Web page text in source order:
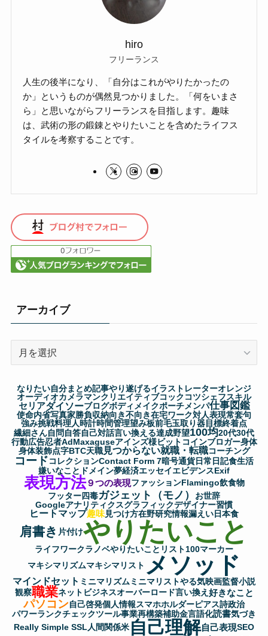
hiro
フリーランス
人生の後半になり、「自分はこれがやりたかったの
か」というものが偶然見つかりました。「何をいまさ
ら」と思いながらフリーランスを目指します。趣味
は、武術の形の鍛錬とやりたいことを含めたライフス
タイルを考察することです。
アーカイブ
イ
ブ
なりたい自分まとめ記事やり遂げるイラストレーターオレンジ
オーディオカメラマンクリエイティブコック コツシェフスキル
セリアダイソーブログボディメイクポーチメンパ仕事図鑑
使命内省写真家勝負収納向き不向き在宅ワーク対人表現常套句
強み挑戦料理人時計時間管理望み板前毛玉取り器目標終着点
繊細さん自問自答自己対話言い換える達成野望100均20代30代
行動広告忍者AdMaxaguseアインズ様ビットコインブロガー身体
身体装飾点字BTC天職見つからない就職・転職コーチング
コードコレクションContact Form 7暗号通貨日常 日記食生活
嫌いなこと ドメイン夢経済エッセイエビデンスExif
表現方法９つの表現ファッションFlamingo飲食物
フッター四毒ガジェット（モノ）
お世辞
Googleアナリティクスグラフィックデザイナー習慣
ヒートマップ趣味見つけ方在野研究情報漏えい日本食
肩書き 片付けやりたいこと
ライフワークラノベやりたいことリスト100マーカー
マキシマリズムマキシマリスト メソッド
マインドセット ミニマリズム ミニマリストやる気映画監督小説
観察職業ネットビジネスオーバーロード言い換え 好きなこと
パソコン自己啓発個人情報スマホホルダーピアス詩政治
パワーランクチェックツール事業再構築補助金言語化読書気づき
Really Simple SSL人間関係米 自己理解自己表現SEO